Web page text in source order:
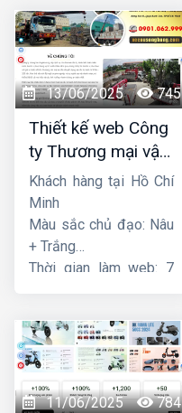
13/06/2025 745
Thiết kế web Công
ty Thương mại vận
tải Song Bằng
Khách hàng tại Hồ Chí
Minh
Màu sắc chủ đạo: Nâu
+ Trắng
Thời gian làm web: 7
11/06/2025 784